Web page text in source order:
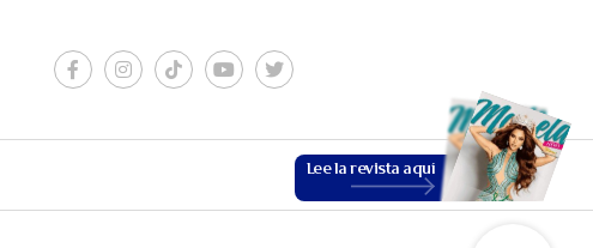
Lee la revista aquí